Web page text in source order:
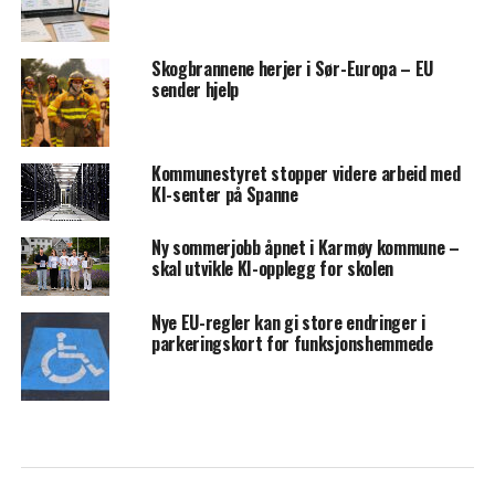
Skogbrannene herjer i Sør-Europa – EU
sender hjelp
Kommunestyret stopper videre arbeid med
KI-senter på Spanne
Ny sommerjobb åpnet i Karmøy kommune –
skal utvikle KI-opplegg for skolen
Nye EU-regler kan gi store endringer i
parkeringskort for funksjonshemmede